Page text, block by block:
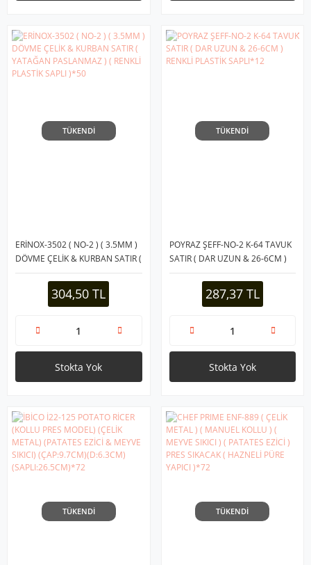
TÜKENDİ
ERİNOX-3502 ( NO-2 ) ( 3.5MM )
DÖVME ÇELİK & KURBAN SATIR (
YATAĞAN PASLANMAZ ) (
RENKLİ PLASTİK SAPLI )*50
304,50 TL
Stokta Yok
TÜKENDİ
POYRAZ ŞEFF-NO-2 K-64 TAVUK
SATIR ( DAR UZUN & 26-6CM )
RENKLİ PLASTİK SAPLI*12
287,37 TL
Stokta Yok
TÜKENDİ TÜKENDİ